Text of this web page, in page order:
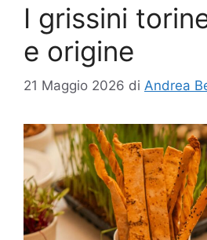
I grissini
e origine
21 Maggio 2026 di Andrea